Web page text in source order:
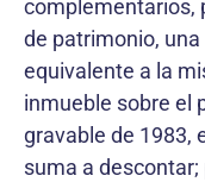
complementarios,
de patrimonio,
equivalente a la
inmueble sobre el
gravable de 1983,
suma a descontar;